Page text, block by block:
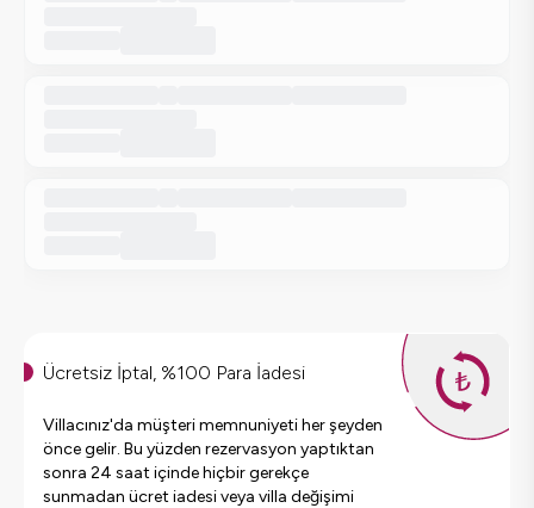
Ücretsiz İptal, %100 Para İadesi
Villacınız'da müşteri memnuniyeti her şeyden
önce gelir. Bu yüzden rezervasyon yaptıktan
sonra 24 saat içinde hiçbir gerekçe
sunmadan ücret iadesi veya villa değişimi